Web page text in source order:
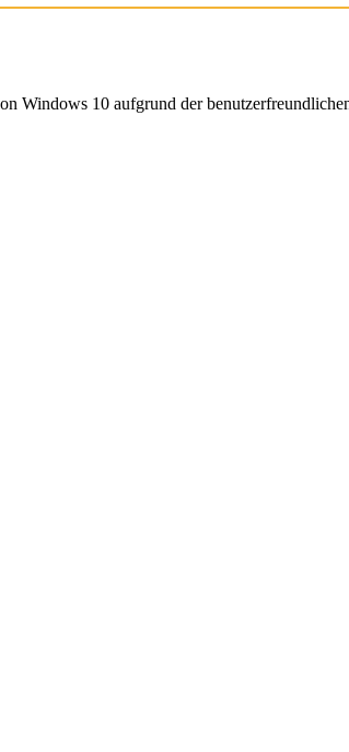
Windows 10 aufgrund der